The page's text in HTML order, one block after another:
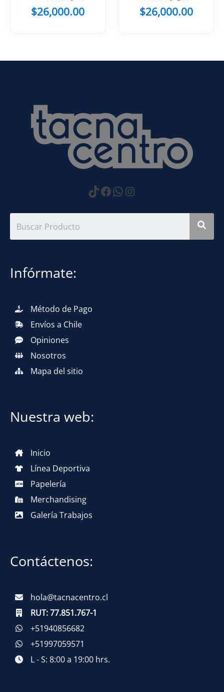
negro
$26,000.00 $26,000.00
https://
Facebook
WhatsApp
Instagram
Infórmate:
Método de Pago
Envíos a Chile
Opiniones
Nosotros
Mapa del sitio
Nuestra web:
Inicio
Línea Deportiva
Papelería
Merchandising
Galería Trabajos
Contáctenos:
hola@tacnacentro.cl
RUT:77.851.767-1
+51940856682
+51997059571
L - S: 8:00 a 19:00 hrs.